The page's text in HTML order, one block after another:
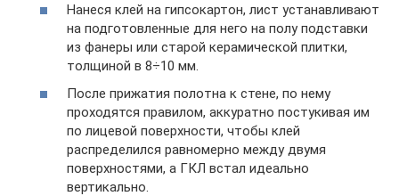
Нанеся клей на гипсокартон, лист устанавливают
на подготовленные для него на полу подставки
из фанеры или старой керамической плитки,
толщиной в 8÷10 мм.
После прижатия полотна к стене, по нему
проходятся правилом, аккуратно постукивая им
по лицевой поверхности, чтобы клей
распределился равномерно между двумя
поверхностями, а ГКЛ встал идеально
вертикально.